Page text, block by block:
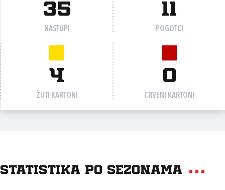
35
NASTUPI
11
POGOTCI
4
ŽUTI KARTONI
0
CRVENI KARTONI
Statistika po sezonama